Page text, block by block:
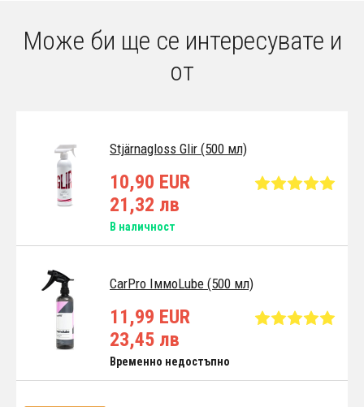
Може би ще се интересувате и
от
Stjärnagloss Glir (500 мл)
10,90 EUR
21,32 лв
В наличност
CarPro IммoLube (500 мл)
11,99 EUR
23,45 лв
Временно недостъпно